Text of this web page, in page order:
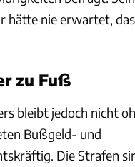
hätte nie erwartet,
zu Fuß
bleibt jedoch nicht
Bußgeld- und
Die Strafen